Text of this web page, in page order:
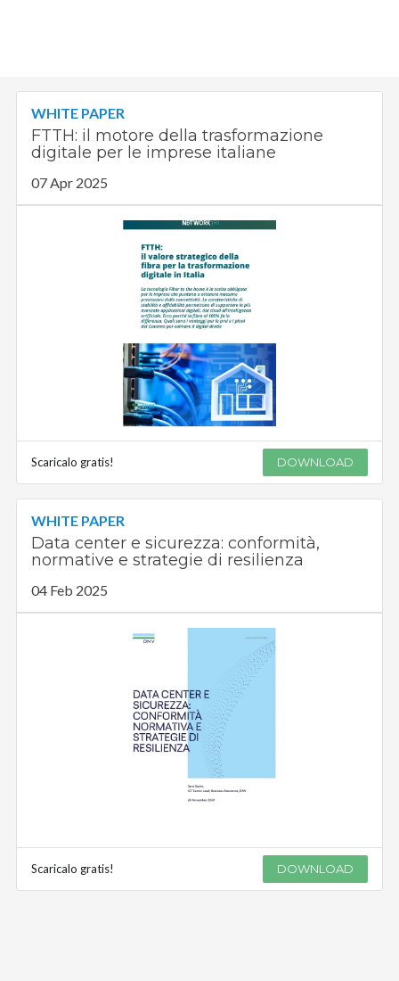
WHITE PAPER
FTTH: il motore della trasformazione
digitale per le imprese italiane
07 Apr 2025
Scaricalo gratis! DOWNLOAD
WHITE PAPER
Data center e sicurezza: conformità,
normative e strategie di resilienza
04 Feb 2025
Scaricalo gratis! DOWNLOAD